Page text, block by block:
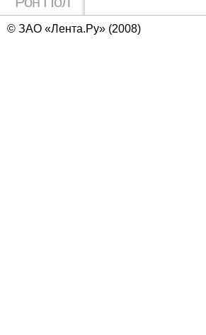
© ЗАО «Лента.Ру» (2008)